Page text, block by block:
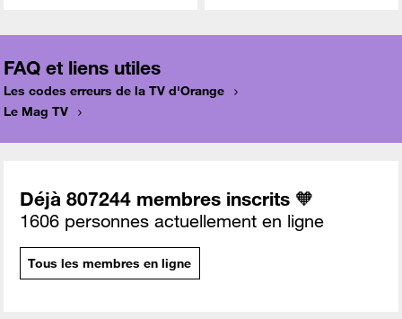
FAQ et liens utiles
Les codes erreurs de la TV d'Orange
Le Mag TV
Déjà 807244 membres inscrits 🧡
1606 personnes actuellement en ligne
Tous les membres en ligne